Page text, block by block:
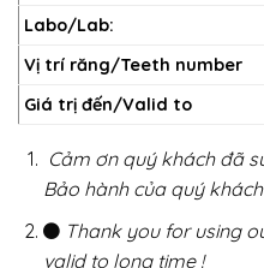
Labo/Lab:
Vị trí răng/Teeth number
Giá trị đến/Valid to
Cảm ơn quý khách đã
Bảo hành của quý
Thank you for using
valid to long time !